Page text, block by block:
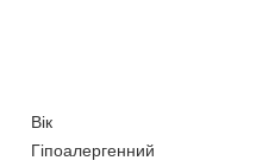
Вік
Гіпоалергенний